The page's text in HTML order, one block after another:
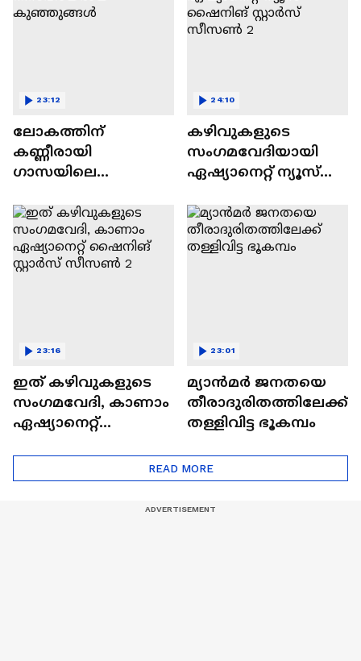
ലോകത്തിന്
കണ്ണീരായി
ഗാസയിലെ
കുഞ്ഞുങ്ങൾ
23:12
കഴിവുകളുടെ
സംഗമവേദിയായി
ഏഷ്യാനെറ്റ് ന്യൂസ്
സീസൺ 2
24:10
ഇത് കഴിവുകളുടെ
സംഗമവേദി, കാണാം
ഏഷ്യാനെറ്റ്
23:16
മ്യാൻമർ ജനതയെ
തീരാദുരിതത്തിലേക്ക്
തള്ളിവിട്ട ഭൂകമ്പം
23:01
READ MORE